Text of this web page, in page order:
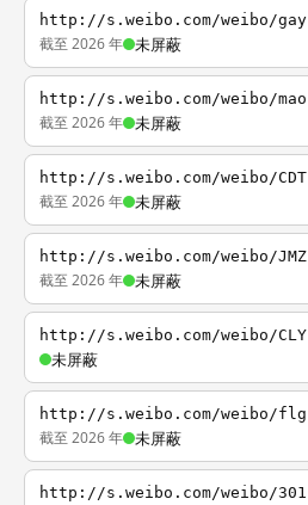
http://s.weibo.com/weibo/gay
截至 2026 年 未屏蔽
http://s.weibo.com/weibo/mao
截至 2026 年 未屏蔽
http://s.weibo.com/weibo/CDT
截至 2026 年 未屏蔽
http://s.weibo.com/weibo/JMZ
截至 2026 年 未屏蔽
http://s.weibo.com/weibo/CLY
未屏蔽
http://s.weibo.com/weibo/flg
截至 2026 年 未屏蔽
http://s.weibo.com/weibo/301